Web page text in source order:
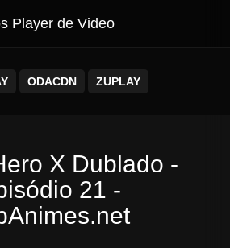
Player de Video
ODACDN ZUPLAY
X Dublado -
21 -